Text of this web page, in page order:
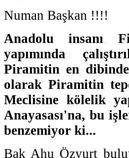
Numan Başkan !!!!
Anadolu insanı
yapımında
Piramitin en
olarak Piramitin
Meclisine kölelik
Anayasası'na, bu
benzemiyor ki...
Bak Ahu Özyurt